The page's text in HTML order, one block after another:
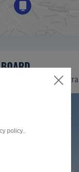
policy..
ulica, Nitra